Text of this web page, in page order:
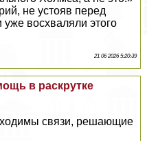
не устояв перед
восхваляли этого
21 06 2026 5:20:39
в раскрутке
связи, решающие